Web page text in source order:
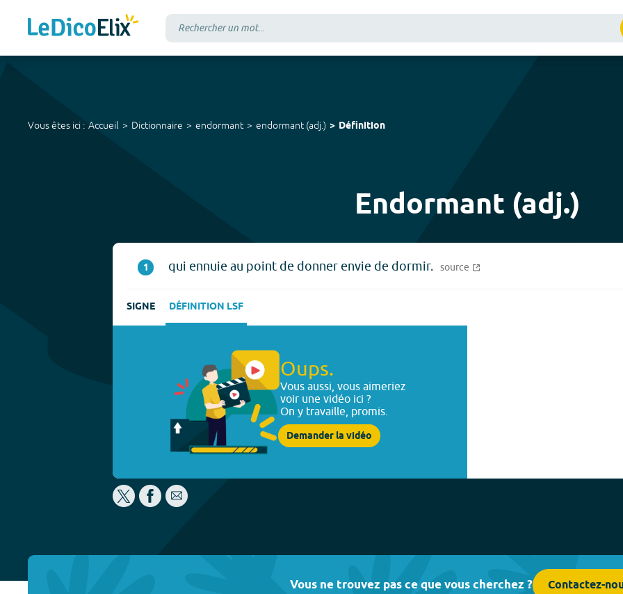
Vous êtes ici : Accueil Dictionnaire endormant endormant (adj.) Définition
Endormant (adj.)
1 qui ennuie au point de donner envie de dormir. source
SIGNE DÉFINITION LSF
Oups.
Vous aussi, vous aimeriez
voir une vidéo ici ?
On y travaille, promis.
Demander la vidéo
Vous ne trouvez pas ce que vous cherchez ? Contactez-